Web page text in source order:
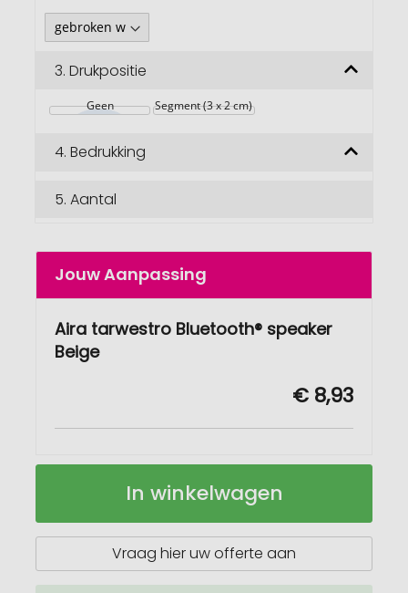
3. Drukpositie
Geen Segment (3 x 2 cm)
4. Bedrukking
5. Aantal
Jouw Aanpassing
Aira tarwestro Bluetooth® speaker
Beige
€ 8,93
speaker
In winkelwagen
Vraag hier uw offerte aan